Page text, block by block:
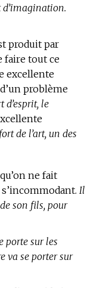
d’imagination.
produit par
faire tout ce
excellente
problème
d’esprit, le
de l’art, un des
ne fait
Il
son fils, pour
porte sur les
va se porter sur